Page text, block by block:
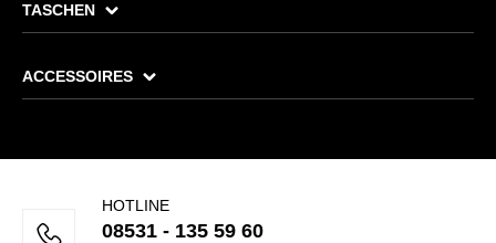
TASCHEN
ACCESSOIRES
HOTLINE
08531 - 135 59 60